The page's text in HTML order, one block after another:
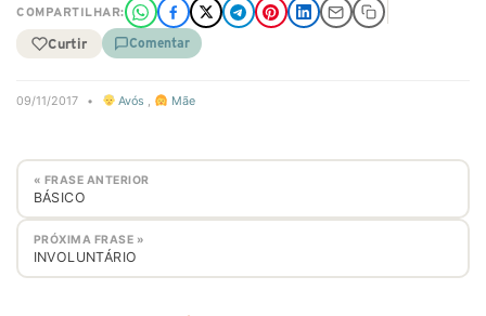
COMPARTILHAR:
Curtir Comentar
09/11/2017 • Avós , Mãe
« FRASE ANTERIOR
BÁSICO
PRÓXIMA FRASE »
INVOLUNTÁRIO